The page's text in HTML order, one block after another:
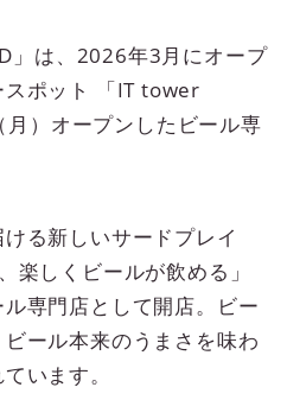
」は、2026年3月にオープ
スポット 「IT tower
）オープンしたビール専
る新しいサードプレイ
楽しくビールが飲める」
専門店として開店。ビー
ール本来のうまさを味わ
います。